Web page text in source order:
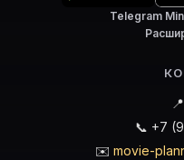
Telegram
📞 +7
✉️ movie-